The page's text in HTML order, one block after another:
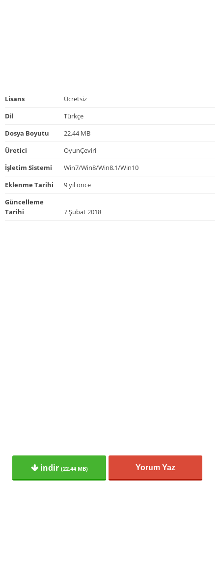
Lisans
Ücretsiz
Dil
Türkçe
Dosya Boyutu
22.44 MB
Üretici
OyunÇeviri
İşletim Sistemi
Win7/Win8/Win8.1/Win10
Eklenme Tarihi
9 yıl önce
Güncelleme
Tarihi
7 Şubat 2018
indir (22.44 MB) Yorum Yaz